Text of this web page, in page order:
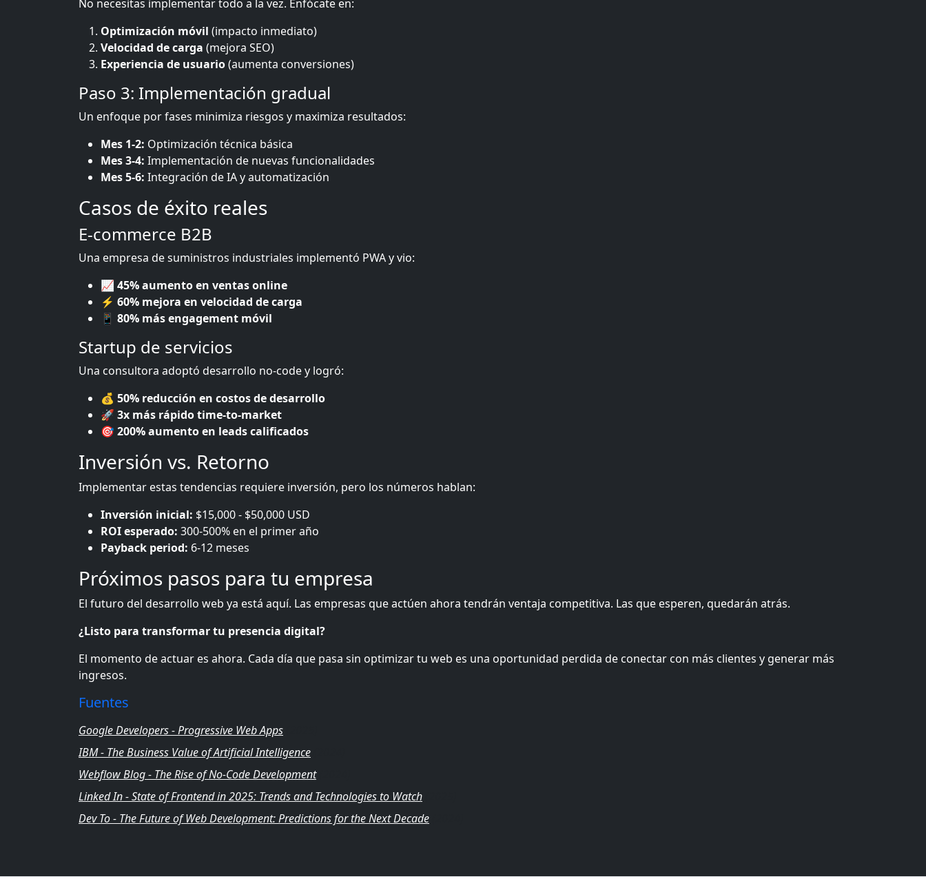
No necesitas implementar todo a la vez. Enfócate en:
Optimización móvil (impacto inmediato)
Velocidad de carga (mejora SEO)
Experiencia de usuario(aumenta conversiones)
Paso 3: Implementación gradual
Un enfoque por fases minimiza riesgos y maximiza resultados:
Mes 1-2: Optimización técnica básica
Mes 3-4: Implementación de nuevas funcionalidades
Mes 5-6: Integración de IA y automatización
Casos de éxito reales
E-commerce B2B
Una empresa de suministros industriales implementó PWA y vio:
📈 45% aumento en ventas online
⚡ 60% mejora en velocidad de carga
📱 80% más engagement móvil
Startup de servicios
Una consultora adoptó desarrollo no-code y logró:
💰 50% reducción en costos de desarrollo
🚀 3x más rápido time-to-market
🎯 200% aumento en leads calificados
Inversión vs. Retorno
Implementar estas tendencias requiere inversión, pero los números hablan:
Inversión inicial: $15,000 - $50,000 USD
ROI esperado: 300-500% en el primer año
Payback period: 6-12 meses
Próximos pasos para tu empresa
El futuro del desarrollo web ya está aquí. Las empresas que actúen ahora tendrán ventaja competitiva. Las que esperen, quedarán atrás.
¿Listo para transformar tu presencia digital?
El momento de actuar es ahora. Cada día que pasa sin optimizar tu web es una oportunidad perdida de conectar con más clientes y generar más
ingresos.
Fuentes
Google Developers - Progressive Web Apps
IBM - The Business Value of Artificial Intelligence
Webflow Blog - The Rise of No-Code Development(2024)
Linked In - State of Frontend in 2025: Trends and Technologies to Watch
Dev To - The Future of Web Development: Predictions for the Next Decade